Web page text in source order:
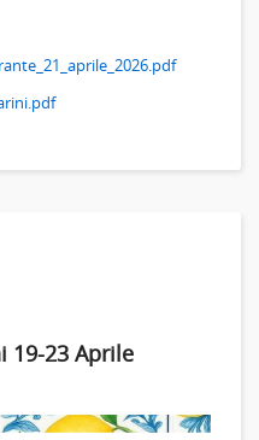
19-23 Aprile